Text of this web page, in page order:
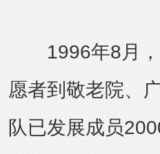
1996年8月，
愿者到敬老院、
队已发展成员